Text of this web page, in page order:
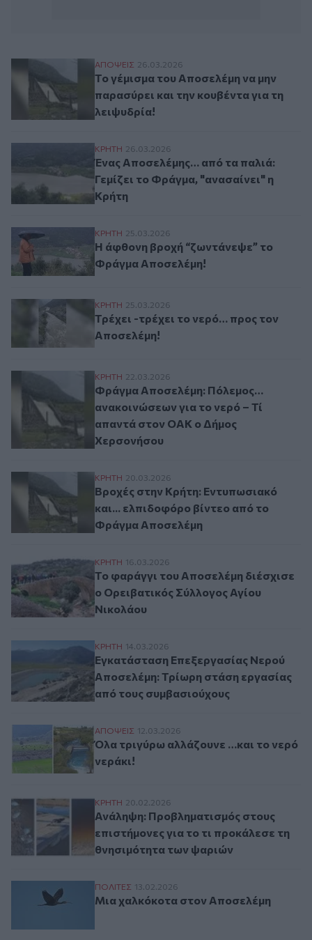
Το γέμισμα του Αποσελέμη να μην
ΑΠΟΨΕΙΣ 26.03.2026
Το γέμισμα του Αποσελέμη να μην
παρασύρει και την κουβέντα για τη
λειψυδρία!
Ένας Αποσελέμης… από τα παλιά:
ΚΡΗΤΗ 26.03.2026
Ένας Αποσελέμης… από τα παλιά:
Γεμίζει το Φράγμα, "ανασαίνει" η
Κρήτη
Η άφθονη βροχή “ζωντάνεψε” το Φράγμα
ΚΡΗΤΗ 25.03.2026
Η άφθονη βροχή “ζωντάνεψε” το
Φράγμα Αποσελέμη!
Τρέχει -τρέχει το νερό… προς τον
ΚΡΗΤΗ 25.03.2026
Τρέχει -τρέχει το νερό… προς τον
Αποσελέμη!
Φράγμα Αποσελέμη: Πόλεμος…
ΚΡΗΤΗ 22.03.2026
Φράγμα Αποσελέμη: Πόλεμος…
ανακοινώσεων για το νερό – Τί
απαντά στον ΟΑΚ ο Δήμος
Χερσονήσου
Βροχές στην Κρήτη: Εντυπωσιακό και...
ΚΡΗΤΗ 20.03.2026
Βροχές στην Κρήτη: Εντυπωσιακό
και... ελπιδοφόρο βίντεο από το
Φράγμα Αποσελέμη
Το φαράγγι του Αποσελέμη διέσχισε ο
ΚΡΗΤΗ 16.03.2026
Το φαράγγι του Αποσελέμη διέσχισε
ο Ορειβατικός Σύλλογος Αγίου
Νικολάου
Εγκατάσταση Επεξεργασίας Νερού
ΚΡΗΤΗ 14.03.2026
Εγκατάσταση Επεξεργασίας Νερού
Αποσελέμη: Τρίωρη στάση εργασίας
από τους συμβασιούχους
Όλα τριγύρω αλλάζουνε …και το νερό
ΑΠΟΨΕΙΣ 12.03.2026
Όλα τριγύρω αλλάζουνε …και το νερό
νεράκι!
Ανάληψη: Προβληματισμός στους
ΚΡΗΤΗ 20.02.2026
Ανάληψη: Προβληματισμός στους
επιστήμονες για το τι προκάλεσε τη
θνησιμότητα των ψαριών
Μια χαλκόκοτα στον Αποσελέμη
ΠΟΛΙΤΕΣ 13.02.2026
Μια χαλκόκοτα στον Αποσελέμη